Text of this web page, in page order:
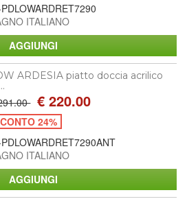
ITALIANO
ARDESIA piatto doccia acrilico
€ 220.00
24%
ITALIANO